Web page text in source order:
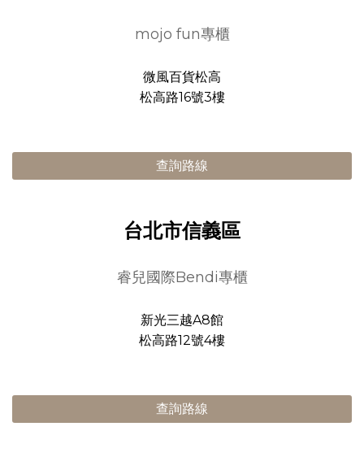
mojo fun專櫃
微風百貨松高
松高路16號3樓
查詢路線
台北市信義區
睿兒國際Bendi專櫃
新光三越A8館
松高路12號4樓
查詢路線